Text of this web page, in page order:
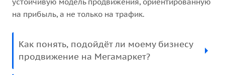
на прибыль, а не только на трафик.
Как понять, подойдёт ли моему бизнесу
продвижение на Мегамаркет?